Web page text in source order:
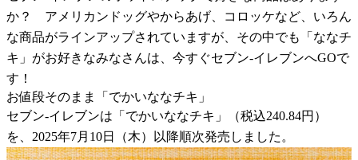
か？ アメリカンドッグやからあげ、コロッケなど、いろん
な商品がラインアップされていますが、その中でも「ななチ
キ」がお好きなみなさんは、今すぐセブン-イレブンへGOで
す！
お値段そのまま「でかいななチキ」
セブン-イレブンは「でかいななチキ」（税込240.84円）
を、2025年7月10日（木）以降順次発売しました。